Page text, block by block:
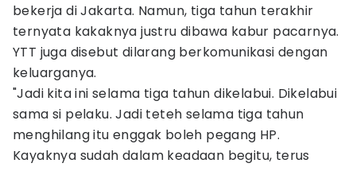
bekerja di Jakarta. Namun, tiga tahun terakhir
ternyata kakaknya justru dibawa kabur pacarnya.
YTT juga disebut dilarang berkomunikasi dengan
keluarganya.
"Jadi kita ini selama tiga tahun dikelabui. Dikelabui
sama si pelaku. Jadi teteh selama tiga tahun
menghilang itu enggak boleh pegang HP.
Kayaknya sudah dalam keadaan begitu, terus